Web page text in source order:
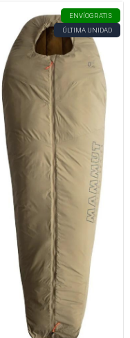
ENVÍOGRATIS
ÚLTIMA UNIDAD